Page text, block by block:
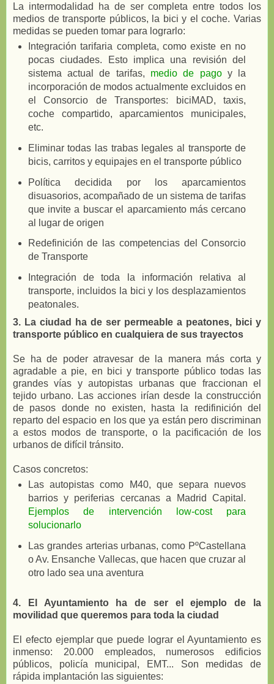
La intermodalidad ha de ser completa entre todos los
medios de transporte públicos, la bici y el coche. Varias
medidas se pueden tomar para lograrlo:
Integración tarifaria completa, como existe en no
pocas ciudades. Esto implica una revisión del
sistema actual de tarifas, medio de pagoy la
incorporación de modos actualmente excluidos en
el Consorcio de Transportes: biciMAD, taxis,
coche compartido, aparcamientos municipales,
etc.
Eliminar todas las trabas legales al transporte de
bicis, carritos y equipajes en el transporte público
Política decidida por los aparcamientos
disuasorios, acompañado de un sistema de tarifas
que invite a buscar el aparcamiento más cercano
al lugar de origen
Redefinición de las competencias del Consorcio
de Transporte
Integración de toda la información relativa al
transporte, incluidos la bici y los desplazamientos
peatonales.
3. La ciudad ha de ser permeable a peatones, bici y
transporte público en cualquiera de sus trayectos
Se ha de poder atravesar de la manera más corta y
agradable a pie, en bici y transporte público todas las
grandes vías y autopistas urbanas que fraccionan el
tejido urbano. Las acciones irían desde la construcción
de pasos donde no existen, hasta la redifinición del
reparto del espacio en los que ya están pero discriminan
a estos modos de transporte, o la pacificación de los
urbanos de difícil tránsito.
Casos concretos:
Las autopistas como M40, que separa nuevos
barrios y periferias cercanas a Madrid Capital.
Ejemplos de intervención low-cost para
solucionarlo
Las grandes arterias urbanas, como PºCastellana
o Av. Ensanche Vallecas, que hacen que cruzar al
otro lado sea una aventura
4. El Ayuntamiento ha de ser el ejemplo de la
movilidad que queremos para toda la ciudad
El efecto ejemplar que puede lograr el Ayuntamiento es
inmenso: 20.000 empleados, numerosos edificios
públicos, policía municipal, EMT... Son medidas de
rápida implantación las siguientes: